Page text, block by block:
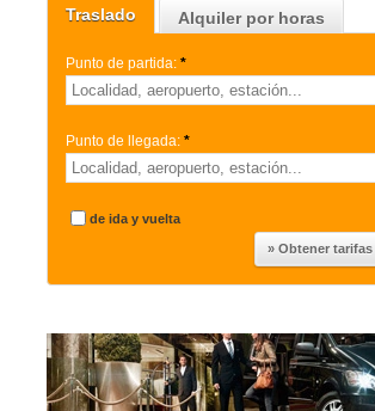
Traslado Alquiler por horas
Punto de partida: *
Punto de llegada: *
de ida y vuelta